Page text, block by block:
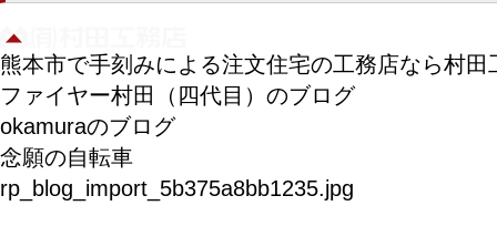
熊本市で手刻みによる注文住宅の工務店なら村田
ファイヤー村田（四代目）のブログ
okamuraのブログ
念願の自転車
rp_blog_import_5b375a8bb1235.jpg